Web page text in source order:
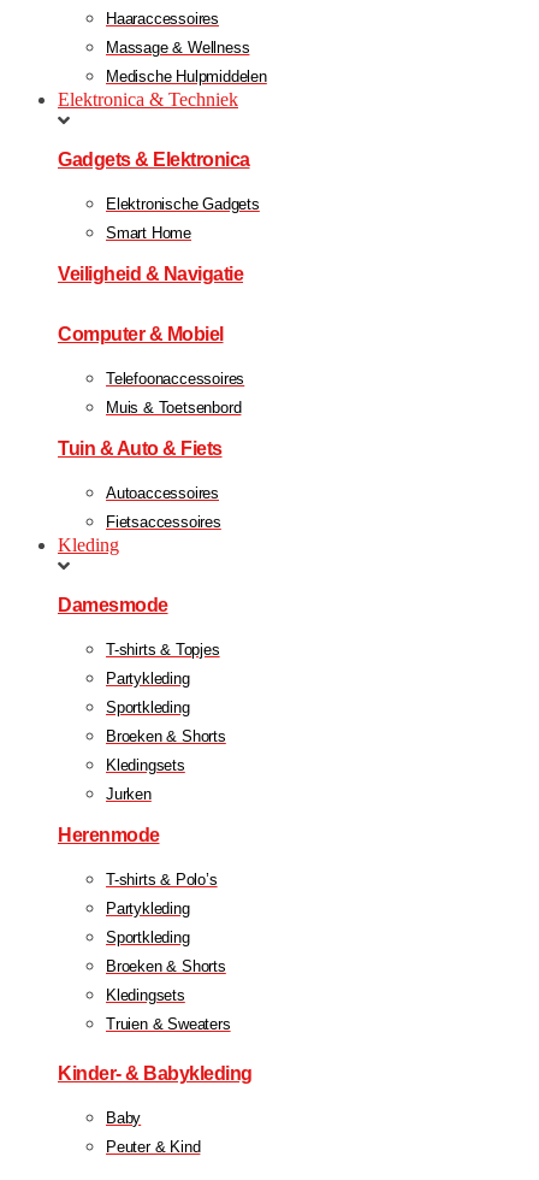
Haaraccessoires
Massage & Wellness
Medische Hulpmiddelen
Elektronica & Techniek
Gadgets & Elektronica
Elektronische Gadgets
Smart Home
Veiligheid & Navigatie
Computer & Mobiel
Telefoonaccessoires
Muis & Toetsenbord
Tuin & Auto & Fiets
Autoaccessoires
Fietsaccessoires
Kleding
Damesmode
T-shirts & Topjes
Partykleding
Sportkleding
Broeken & Shorts
Kledingsets
Jurken
Herenmode
T-shirts & Polo’s
Partykleding
Sportkleding
Broeken & Shorts
Kledingsets
Truien & Sweaters
Kinder- & Babykleding
Baby
Peuter & Kind